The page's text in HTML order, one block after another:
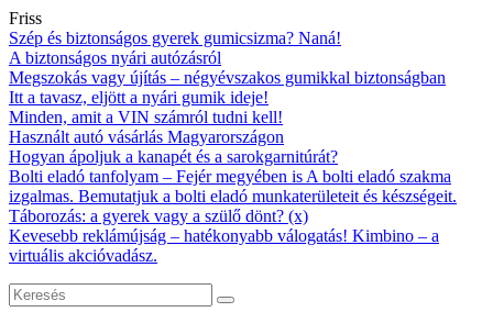
Friss
Szép és biztonságos gyerek gumicsizma? Naná!
A biztonságos nyári autózásról
Megszokás vagy újítás – négyévszakos gumikkal biztonságban
Itt a tavasz, eljött a nyári gumik ideje!
Minden, amit a VIN számról tudni kell!
Használt autó vásárlás Magyarországon
Hogyan ápoljuk a kanapét és a sarokgarnitúrát?
Bolti eladó tanfolyam – Fejér megyében is A bolti eladó szakma
izgalmas. Bemutatjuk a bolti eladó munkaterületeit és készségeit.
Táborozás: a gyerek vagy a szülő dönt? (x)
Kevesebb reklámújság – hatékonyabb válogatás! Kimbino – a
virtuális akcióvadász.